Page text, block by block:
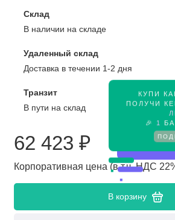
КУПИ
ПОЛУЧИ
🎉
1
Склад
В наличии на складе
Удаленный склад
Доставка в течении 1-2 дня
Транзит
В пути на склад
62 423 ₽
Корпоративная цена (в т.ч. НДС
В корзину